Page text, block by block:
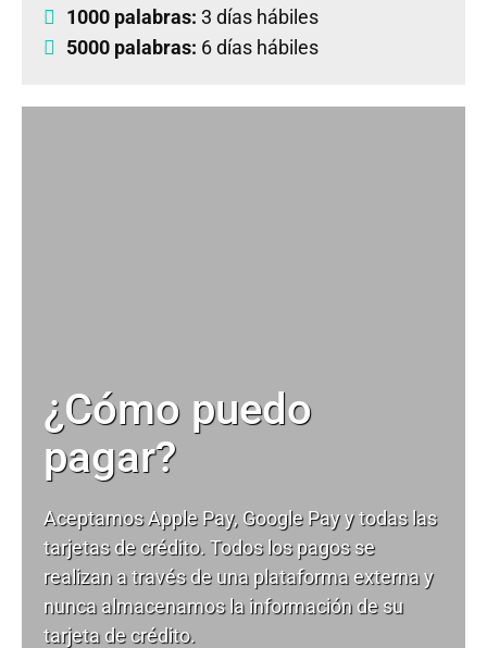
1000 palabras: 3 días hábiles
5000 palabras: 6 días hábiles
¿Cómo puedo
pagar?
Aceptamos Apple Pay, Google Pay y todas las
tarjetas de crédito. Todos los pagos se
realizan a través de una plataforma externa y
nunca almacenamos la información de su
tarjeta de crédito.